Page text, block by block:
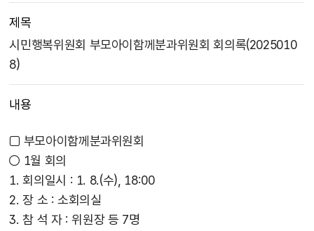
제목
시민행복위원회 부모아이함께분과위원회 회의록(2025010
8)
내용
□ 부모아이함께분과위원회
○ 1월 회의
1. 회의일시 : 1. 8.(수), 18:00
2. 장 소 : 소회의실
3. 참 석 자 : 위원장 등 7명